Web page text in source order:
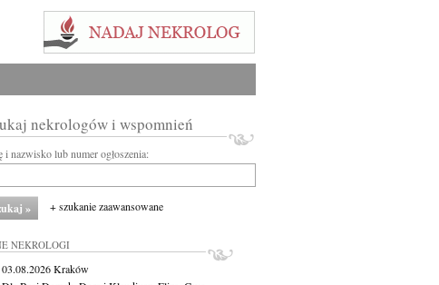
nekrologów i wspomnień
i nazwisko lub numer ogłoszenia:
+ szukanie zaawansowane
NEKROLOGI
03.08.2026Kraków